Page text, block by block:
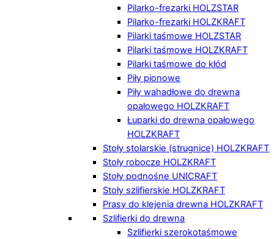
Pilarko-frezarki HOLZSTAR
Pilarko-frezarki HOLZKRAFT
Pilarki taśmowe HOLZSTAR
Pilarki taśmowe HOLZKRAFT
Pilarki taśmowe do kłód
Piły pionowe
Piły wahadłowe do drewna
opałowego HOLZKRAFT
Łuparki do drewna opałowego
HOLZKRAFT
Stoły stolarskie (strugnice) HOLZKRAFT
Stoły robocze HOLZKRAFT
Stoły podnośne UNICRAFT
Stoły szlifierskie HOLZKRAFT
Prasy do klejenia drewna HOLZKRAFT
Szlifierki do drewna
Szlifierki szerokotaśmowe